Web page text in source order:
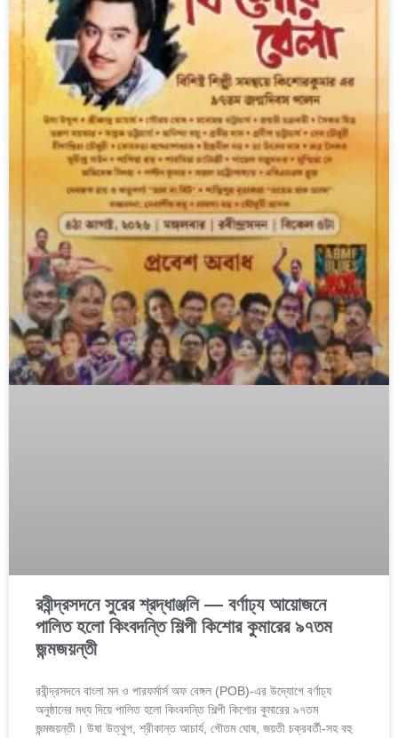
রবীন্দ্রসদনে সুরের শ্রদ্ধাঞ্জলি — বর্ণাঢ্য আয়োজনে
পালিত হলো কিংবদন্তি শিল্পী কিশোর কুমারের ৯৭তম
জন্মজয়ন্তী
রবীন্দ্রসদনে বাংলা মন ও পারফর্মার্স অফ বেঙ্গল (POB)-এর উদ্যোগে বর্ণাঢ্য
অনুষ্ঠানের মধ্য দিয়ে পালিত হলো কিংবদন্তি শিল্পী কিশোর কুমারের ৯৭তম
জন্মজয়ন্তী। উষা উত্থুপ, শ্রীকান্ত আচার্য, গৌতম ঘোষ, জয়তী চক্রবর্তী-সহ বহু